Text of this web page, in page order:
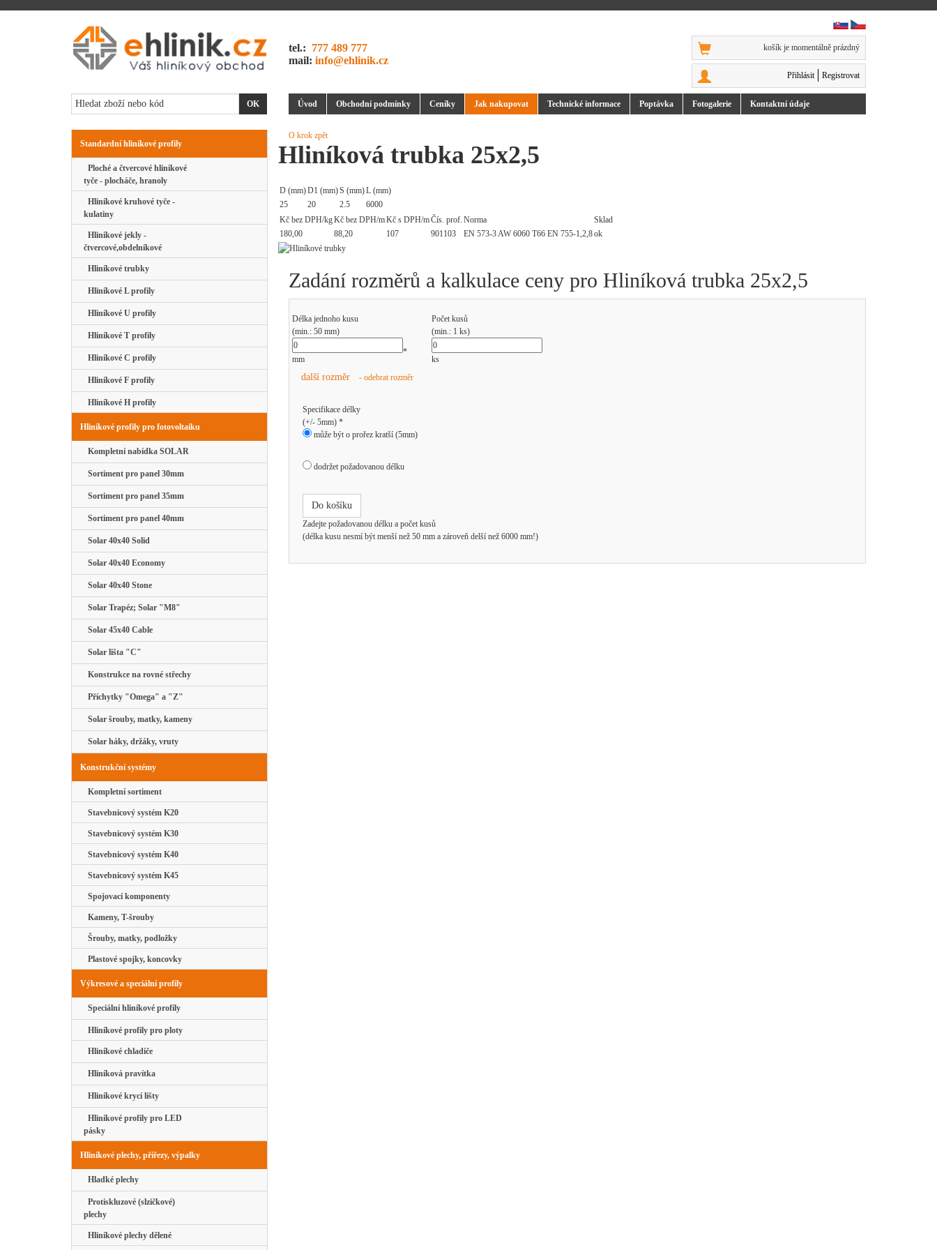
tel.: 777 489 777
mail: info@ehlinik.cz
košík je momentálně prázdný
Přihlásit Registrovat
Úvod Obchodní podmínky Ceníky Jak nakupovat Technické informace Poptávka Fotogalerie Kontaktní údaje
Standardní hliníkové profily
Ploché a čtvercové hliníkové
tyče - plocháče, hranoly
Hliníkové kruhové tyče -
kulatiny
Hliníkové jekly -
čtvercové,obdelníkové
Hliníkové trubky
Hliníkové L profily
Hliníkové U profily
Hliníkové T profily
Hliníkové C profily
Hliníkové F profily
Hliníkové H profily
Hliníkové profily pro fotovoltaiku
Kompletní nabídka SOLAR
Sortiment pro panel 30mm
Sortiment pro panel 35mm
Sortiment pro panel 40mm
Solar 40x40 Solid
Solar 40x40 Economy
Solar 40x40 Stone
Solar Trapéz; Solar "M8"
Solar 45x40 Cable
Solar lišta "C"
Konstrukce na rovné střechy
Příchytky "Omega" a "Z"
Solar šrouby, matky, kameny
Solar háky, držáky, vruty
Konstrukční systémy
Kompletní sortiment
Stavebnicový systém K20
Stavebnicový systém K30
Stavebnicový systém K40
Stavebnicový systém K45
Spojovací komponenty
Kameny, T-šrouby
Šrouby, matky, podložky
Plastové spojky, koncovky
Výkresové a speciální profily
Speciální hliníkové profily
Hliníkové profily pro ploty
Hliníkové chladiče
Hliníková pravítka
Hliníkové krycí lišty
Hliníkové profily pro LED
pásky
Hliníkové plechy, přířezy, výpalky
Hladké plechy
Protiskluzové (slzičkové)
plechy
Hliníkové plechy dělené
O krok zpět
Hliníková trubka 25x2,5
D (mm)D1 (mm)S (mm)L (mm)
25
20 2.5
6000
Kč bez DPH/kgKč bez DPH/mKč s DPH/mČís. prof. Norma
Sklad
180,00
88,20 107 901103 EN 573-3 AW 6060 T66 EN 755-1,2,8ok
Zadání rozměrů a kalkulace ceny pro Hliníková trubka 25x2,5
Délka jednoho kusu
(min.: 50 mm)
Počet kusů
(min.: 1 ks)
mm
*
ks
další rozměr - odebrat rozměr
Specifikace délky
(+/- 5mm) *
může být o prořez kratší (5mm)
dodržet požadovanou délku
Do košíku
Zadejte požadovanou délku a počet kusů
(délka kusu nesmí být menší než 50 mm a zároveň delší než 6000 mm!)